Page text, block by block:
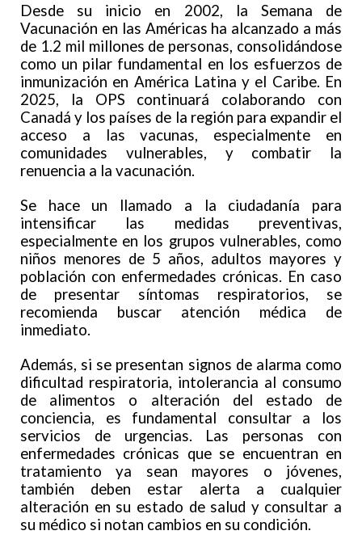
Desde su inicio en 2002, la Semana de
Vacunación en las Américas ha alcanzado a más
de 1.2 mil millones de personas, consolidándose
como un pilar fundamental en los esfuerzos de
inmunización en América Latina y el Caribe. En
2025, la OPS continuará colaborando con
Canadá y los países de la región para expandir el
acceso a las vacunas, especialmente en
comunidades vulnerables, y combatir la
renuencia a la vacunación.
Se hace un llamado a la ciudadanía para
intensificar las medidas preventivas,
especialmente en los grupos vulnerables, como
niños menores de 5 años, adultos mayores y
población con enfermedades crónicas. En caso
de presentar síntomas respiratorios, se
recomienda buscar atención médica de
inmediato.
Además, si se presentan signos de alarma como
dificultad respiratoria, intolerancia al consumo
de alimentos o alteración del estado de
conciencia, es fundamental consultar a los
servicios de urgencias. Las personas con
enfermedades crónicas que se encuentran en
tratamiento ya sean mayores o jóvenes,
también deben estar alerta a cualquier
alteración en su estado de salud y consultar a
su médico si notan cambios en su condición.